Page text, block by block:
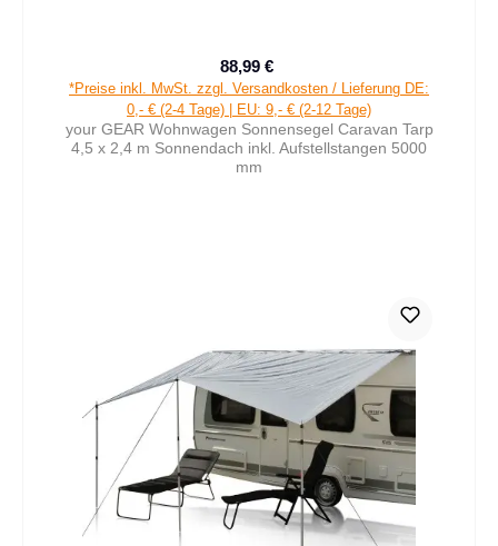
Verkaufspreis:
88,99 €
*Preise inkl. MwSt. zzgl. Versandkosten / Lieferung DE:
0,- € (2-4 Tage) | EU: 9,- € (2-12 Tage)
your GEAR Wohnwagen Sonnensegel Caravan Tarp
4,5 x 2,4 m Sonnendach inkl. Aufstellstangen 5000
mm